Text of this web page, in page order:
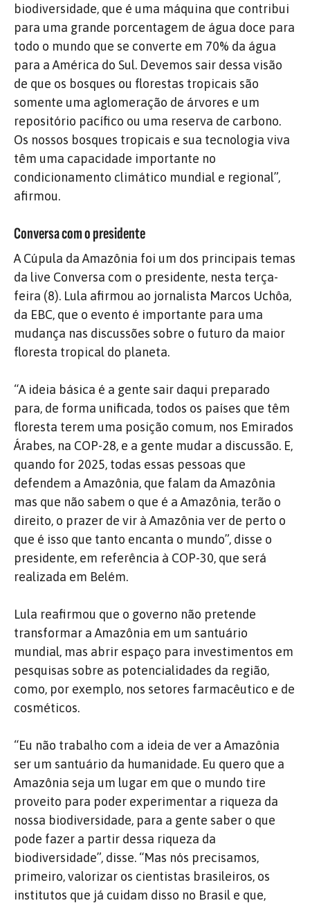
biodiversidade, que é uma máquina que contribui
para uma grande porcentagem de água doce para
todo o mundo que se converte em 70% da água
para a América do Sul. Devemos sair dessa visão
de que os bosques ou florestas tropicais são
somente uma aglomeração de árvores e um
repositório pacífico ou uma reserva de carbono.
Os nossos bosques tropicais e sua tecnologia viva
têm uma capacidade importante no
condicionamento climático mundial e regional”,
afirmou.
Conversa com o presidente
A Cúpula da Amazônia foi um dos principais temas
da live Conversa com o presidente, nesta terça-
feira (8). Lula afirmou ao jornalista Marcos Uchôa,
da EBC, que o evento é importante para uma
mudança nas discussões sobre o futuro da maior
floresta tropical do planeta.
“A ideia básica é a gente sair daqui preparado
para, de forma unificada, todos os países que têm
floresta terem uma posição comum, nos Emirados
Árabes, na COP-28, e a gente mudar a discussão. E,
quando for 2025, todas essas pessoas que
defendem a Amazônia, que falam da Amazônia
mas que não sabem o que é a Amazônia, terão o
direito, o prazer de vir à Amazônia ver de perto o
que é isso que tanto encanta o mundo”, disse o
presidente, em referência à COP-30, que será
realizada em Belém.
Lula reafirmou que o governo não pretende
transformar a Amazônia em um santuário
mundial, mas abrir espaço para investimentos em
pesquisas sobre as potencialidades da região,
como, por exemplo, nos setores farmacêutico e de
cosméticos.
“Eu não trabalho com a ideia de ver a Amazônia
ser um santuário da humanidade. Eu quero que a
Amazônia seja um lugar em que o mundo tire
proveito para poder experimentar a riqueza da
nossa biodiversidade, para a gente saber o que
pode fazer a partir dessa riqueza da
biodiversidade”, disse. “Mas nós precisamos,
primeiro, valorizar os cientistas brasileiros, os
institutos que já cuidam disso no Brasil e que,